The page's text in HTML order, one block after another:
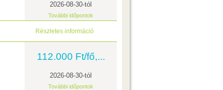
2026-08-30-tól
További időpontok
Részletes információ
112.000 Ft/fő,...
2026-08-30-tól
További időpontok